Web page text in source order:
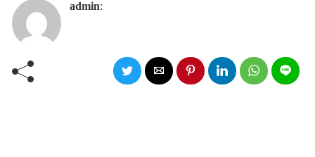
admin: